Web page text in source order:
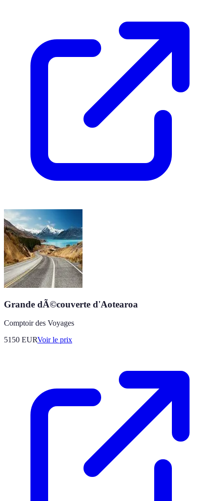
Grande dÃ©couverte d'Aotearoa
Comptoir des Voyages
5150 EURVoir le prix